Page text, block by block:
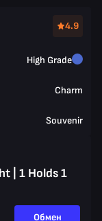
4.9
High Grade
Charm
Souvenir
| 1 Holds 1
Обмен